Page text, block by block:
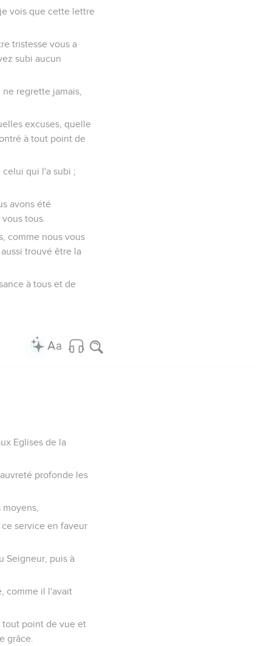
vois que cette lettre
tristesse vous a
subi aucun
regrette jamais,
excuses, quelle
à tout point de
celui qui l'a subi ;
avons été
tous.
comme nous vous
trouvé être la
à tous et de
Eglises de la
profonde les
service en faveur
Seigneur, puis à
comme il l'avait
tout point de vue et
grâce.